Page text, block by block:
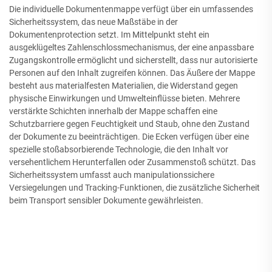
Die individuelle Dokumentenmappe verfügt über ein umfassendes
Sicherheitssystem, das neue Maßstäbe in der
Dokumentenprotection setzt. Im Mittelpunkt steht ein
ausgeklügeltes Zahlenschlossmechanismus, der eine anpassbare
Zugangskontrolle ermöglicht und sicherstellt, dass nur autorisierte
Personen auf den Inhalt zugreifen können. Das Äußere der Mappe
besteht aus materialfesten Materialien, die Widerstand gegen
physische Einwirkungen und Umwelteinflüsse bieten. Mehrere
verstärkte Schichten innerhalb der Mappe schaffen eine
Schutzbarriere gegen Feuchtigkeit und Staub, ohne den Zustand
der Dokumente zu beeinträchtigen. Die Ecken verfügen über eine
spezielle stoßabsorbierende Technologie, die den Inhalt vor
versehentlichem Herunterfallen oder Zusammenstoß schützt. Das
Sicherheitssystem umfasst auch manipulationssichere
Versiegelungen und Tracking-Funktionen, die zusätzliche Sicherheit
beim Transport sensibler Dokumente gewährleisten.